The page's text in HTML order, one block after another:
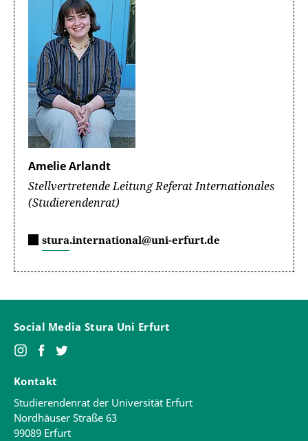
Amelie Arlandt
Stellvertretende Leitung Referat Internationales
(Studierendenrat)
stura.international@uni-erfurt.de
Social Media Stura Uni Erfurt
Kontakt
Studierendenrat der Universität Erfurt
Nordhäuser Straße 63
99089 Erfurt